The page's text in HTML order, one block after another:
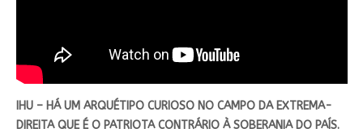
IHU – HÁ UM ARQUÉTIPO CURIOSO NO CAMPO DA EXTREMA-
DIREITA QUE É O PATRIOTA CONTRÁRIO À SOBERANIA DO PAÍS.